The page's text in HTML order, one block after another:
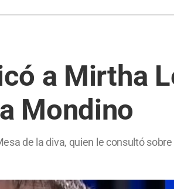
a Mirtha
Mondino
de la diva, quien le consultó